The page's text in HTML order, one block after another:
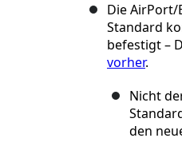
Die
Standard
befestigt –
vorher.
Nicht
den